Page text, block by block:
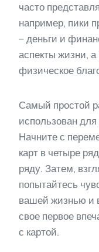
часто
например, пики
– деньги и
аспекты жизни,
физическое
Самый простой
использован для
Начните с
карт в четыре
ряду. Затем,
попытайтесь
вашей жизнью и
свое первое
с картой.